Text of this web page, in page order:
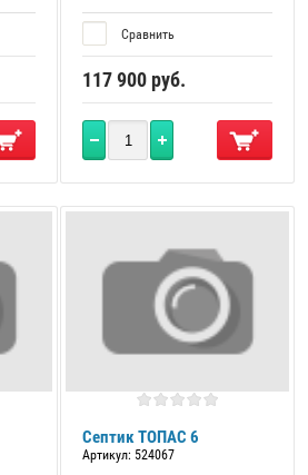
Сравнить
117 900 руб.
Септик ТОПАС 6
Артикул: 524067